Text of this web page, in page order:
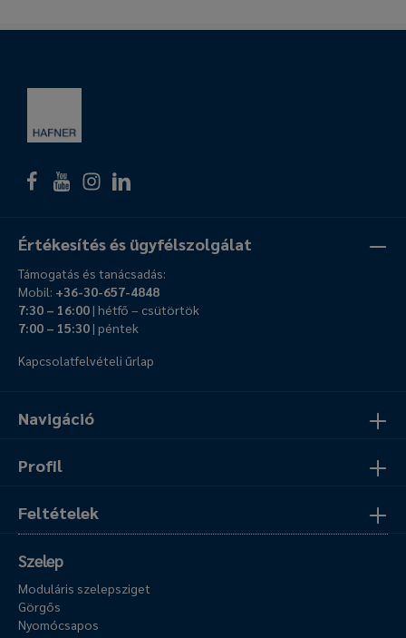
Navigáció
Profil
Feltételek
Értékesítés és ügyfélszolgálat
Támogatás és tanácsadás:
Mobil: +36-30-657-4848
7:30 – 16:00| hétfő – csütörtök
7:00 – 15:30| péntek
Kapcsolatfelvételi űrlap
Szelep
Moduláris szelepsziget
Görgős
Nyomócsapos